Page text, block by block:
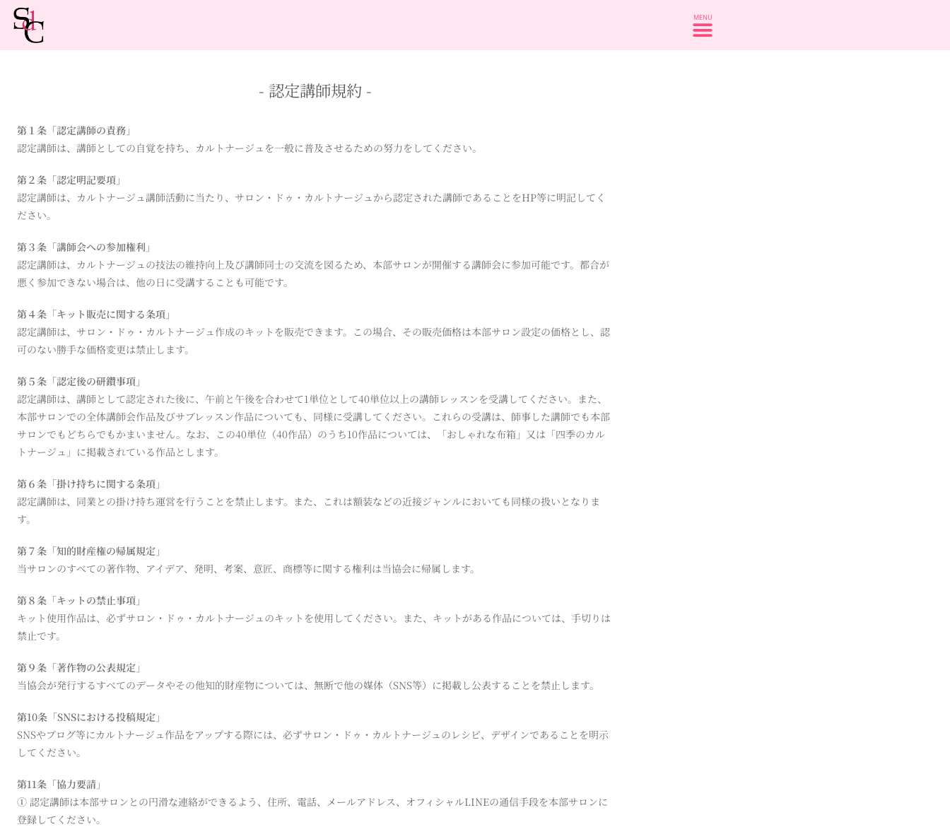
- 認定講師規約 -
第１条「認定講師の責務」
認定講師は、講師としての自覚を持ち、カルトナージュを一般に普及させるための努力をしてください。
第２条「認定明記要項」
認定講師は、カルトナージュ講師活動に当たり、サロン・ドゥ・カルトナージュから認定された講師であることをHP等に明記してく
ださい。
第３条「講師会への参加権利」
認定講師は、カルトナージュの技法の維持向上及び講師同士の交流を図るため、本部サロンが開催する講師会に参加可能です。都合が
悪く参加できない場合は、他の日に受講することも可能です。
第４条「キット販売に関する条項」
認定講師は、サロン・ドゥ・カルトナージュ作成のキットを販売できます。この場合、その販売価格は本部サロン設定の価格とし、認
可のない勝手な価格変更は禁止します。
第５条「認定後の研鑽事項」
認定講師は、講師として認定された後に、午前と午後を合わせて1単位として40単位以上の講師レッスンを受講してください。また、
本部サロンでの全体講師会作品及びサブレッスン作品についても、同様に受講してください。これらの受講は、師事した講師でも本部
サロンでもどちらでもかまいません。なお、この40単位（40作品）のうち10作品については、「おしゃれな布箱」又は「四季のカル
トナージュ」に掲載されている作品とします。
第６条「掛け持ちに関する条項」
認定講師は、同業との掛け持ち運営を行うことを禁止します。また、これは額装などの近接ジャンルにおいても同様の扱いとなりま
す。
第７条「知的財産権の帰属規定」
当サロンのすべての著作物、アイデア、発明、考案、意匠、商標等に関する権利は当協会に帰属します。
第８条「キットの禁止事項」
キット使用作品は、必ずサロン・ドゥ・カルトナージュのキットを使用してください。また、キットがある作品については、手切りは
禁止です。
第９条「著作物の公表規定」
当協会が発行するすべてのデータやその他知的財産物については、無断で他の媒体（SNS等）に掲載し公表することを禁止します。
第10条「SNSにおける投稿規定」
SNSやブログ等にカルトナージュ作品をアップする際には、必ずサロン・ドゥ・カルトナージュのレシピ、デザインであることを明示
してください。
第11条「協力要請」
① 認定講師は本部サロンとの円滑な連絡ができるよう、住所、電話、メールアドレス、オフィシャルLINEの通信手段を本部サロンに
登録してください。